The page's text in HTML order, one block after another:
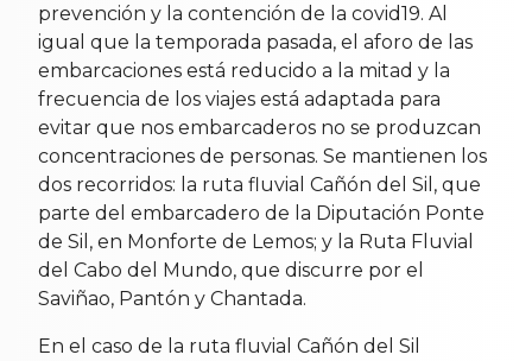
prevención y la contención de la covid19. Al
igual que la temporada pasada, el aforo de las
embarcaciones está reducido a la mitad y la
frecuencia de los viajes está adaptada para
evitar que nos embarcaderos no se produzcan
concentraciones de personas. Se mantienen los
dos recorridos: la ruta fluvial Cañón del Sil, que
parte del embarcadero de la Diputación Ponte
de Sil, en Monforte de Lemos; y la Ruta Fluvial
del Cabo del Mundo, que discurre por el
Saviñao, Pantón y Chantada.
En el caso de la ruta fluvial Cañón del Sil